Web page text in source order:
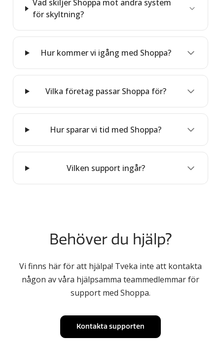
Vad skiljer Shoppa mot andra system
för skyltning?
Hur kommer vi igång med Shoppa?
Vilka företag passar Shoppa för?
Hur sparar vi tid med Shoppa?
Vilken support ingår?
Behöver du hjälp?
Vi finns här för att hjälpa! Tveka inte att kontakta
någon av våra hjälpsamma teammedlemmar för
support med Shoppa.
Kontakta supporten